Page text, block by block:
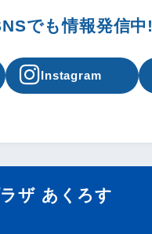
でも情報発信中!
Instagram
ザ あくろす